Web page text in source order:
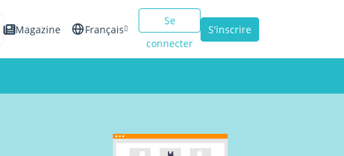
Magazine Français
Se
connecter
S'inscrire